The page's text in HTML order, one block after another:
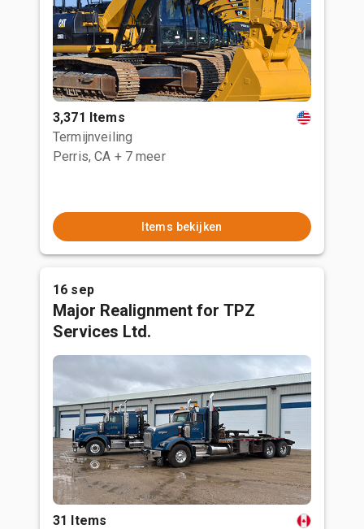
3,371 Items
Termijnveiling
Perris, CA + 7 meer
Items bekijken
16 sep
Major Realignment for TPZ
Services Ltd.
31 Items